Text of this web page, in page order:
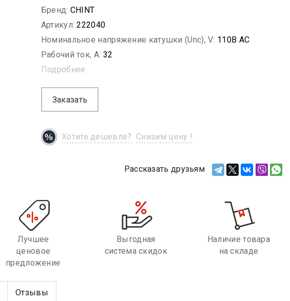
Бренд: CHINT
Артикул: 222040
Номинальное напряжение катушки (Unc), V: 110B AC
Рабочий ток, A: 32
Подробнее
Заказать
Хотите дешевле? Снизим цену !
Рассказать друзьям
Лучшее
ценовое
предложение
Выгодная
система скидок
Наличие товара
на складе
Отзывы